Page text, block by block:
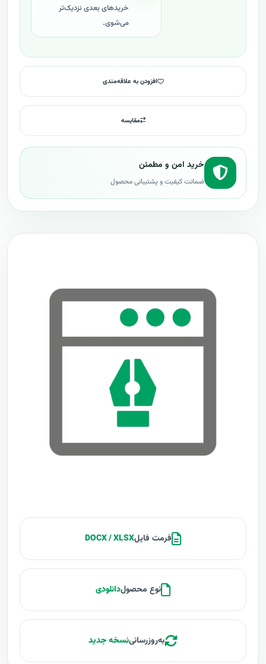
خریدهای بعدی نزدیک‌تر
می‌شوی.
افزودن به علاقه‌مندی
مقایسه
خرید امن و مطمئن
ضمانت کیفیت و پشتیبانی محصول
فرمت فایلDOCX / XLSX
نوع محصولدانلودی
به‌روزرسانینسخه جدید